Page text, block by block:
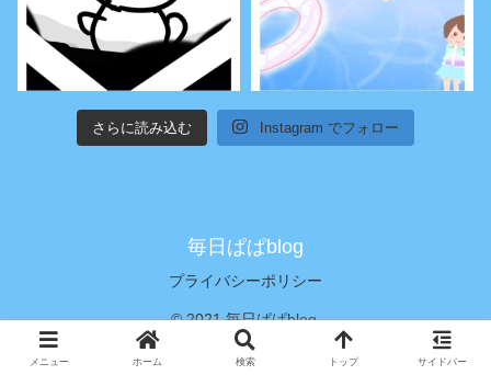
さらに読み込む Instagram でフォロー
毎日ぱぱblog
プライバシーポリシー
© 2021 毎日ぱぱblog.
メニュー ホーム 検索 トップ サイドバー